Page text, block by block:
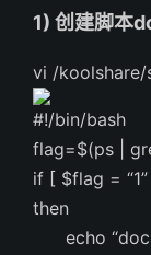
1) 创建脚本
vi /
#!/bin/bash
flag=$(ps |
if [ $flag =
then
echo